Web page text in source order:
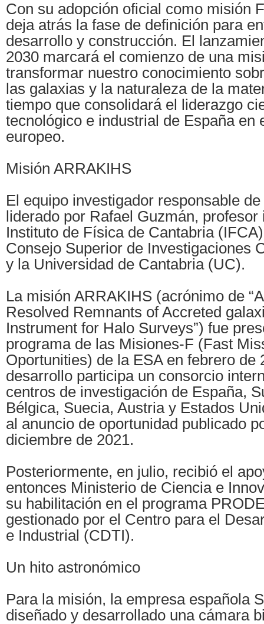
Con su adopción oficial como misión
deja atrás la fase de definición para
desarrollo y construcción. El
2030 marcará el comienzo de una
transformar nuestro conocimiento
las galaxias y la naturaleza de la
tiempo que consolidará el liderazgo
tecnológico e industrial de España en
europeo.
Misión ARRAKIHS
El equipo investigador responsable
liderado por Rafael Guzmán,
Instituto de Física de Cantabria
Consejo Superior de Investigaciones
y la Universidad de Cantabria (UC).
La misión ARRAKIHS (acrónimo de
Resolved Remnants of Accreted
Instrument for Halo Surveys”) fue
programa de las Misiones-F (Fast
Oportunities) de la ESA en febrero de
desarrollo participa un consorcio
centros de investigación de España,
Bélgica, Suecia, Austria y Estados
al anuncio de oportunidad publicado
diciembre de 2021.
Posteriormente, en julio, recibió el
entonces Ministerio de Ciencia e
su habilitación en el programa
gestionado por el Centro para el
e Industrial (CDTI).
Un hito astronómico
Para la misión, la empresa española
diseñado y desarrollado una cámara